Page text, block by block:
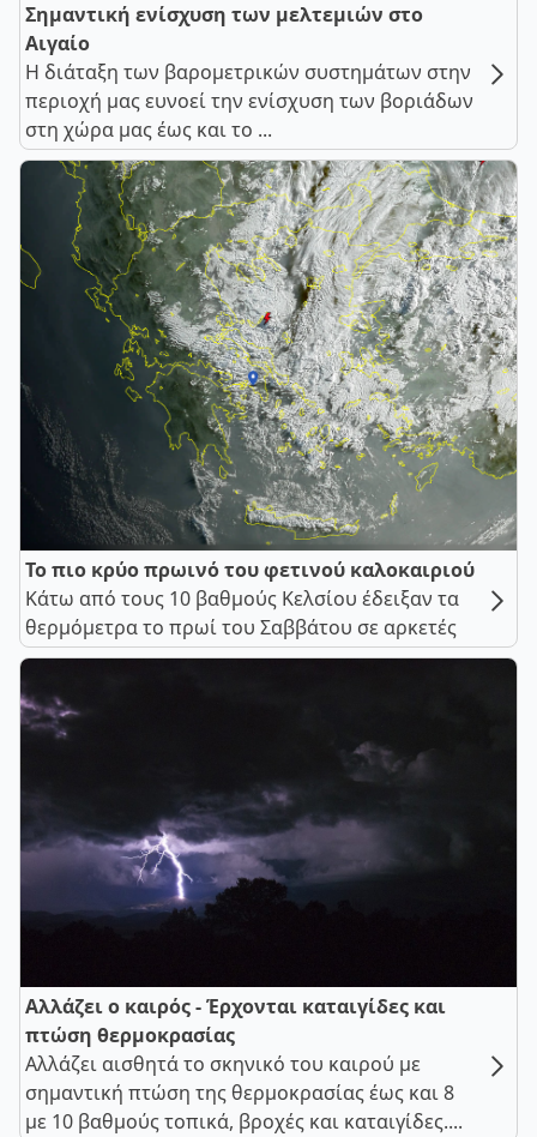
Σημαντική ενίσχυση των μελτεμιών στο
Αιγαίο
Η διάταξη των βαρομετρικών συστημάτων στην
περιοχή μας ευνοεί την ενίσχυση των βοριάδων
στη χώρα μας έως και το ...
Το πιο κρύο πρωινό του φετινού καλοκαιριού
Κάτω από τους 10 βαθμούς Κελσίου έδειξαν τα
θερμόμετρα το πρωί του Σαββάτου σε αρκετές
Αλλάζει ο καιρός - Έρχονται καταιγίδες και
πτώση θερμοκρασίας
Αλλάζει αισθητά το σκηνικό του καιρού με
σημαντική πτώση της θερμοκρασίας έως και 8
με 10 βαθμούς τοπικά, βροχές και καταιγίδες....